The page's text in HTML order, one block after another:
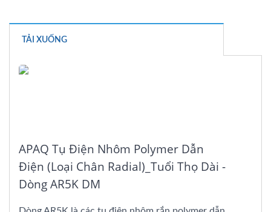
TẢI XUỐNG
APAQ Tụ Điện Nhôm Polymer Dẫn
Điện (loại Chân Radial)_Tuổi Thọ Dài -
Dòng AR5K DM